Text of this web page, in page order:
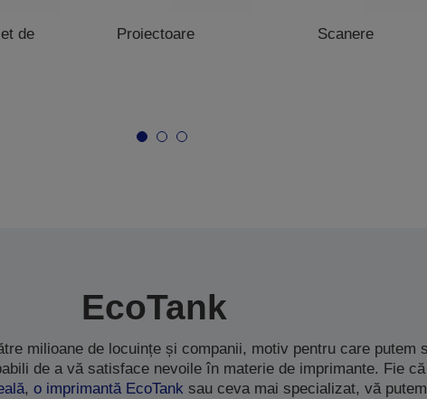
de
Proiectoare Scanere
EcoTank
milioane de locuințe și companii, motiv pentru care putem
de a vă satisface nevoile în materie de imprimante. Fie
, o imprimantă EcoTank sau ceva mai specializat, vă